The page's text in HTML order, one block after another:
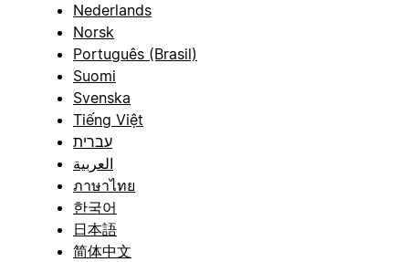
Nederlands
Norsk
Português (Brasil)
Suomi
Svenska
Tiếng Việt
עברית
العربية
ภาษาไทย
한국어
日本語
简体中文